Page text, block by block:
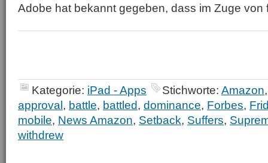
Adobe hat bekannt gegeben, dass im Zuge von
Kategorie: iPad - Apps Stichworte: Amazon
approval, battle, battled, dominance, Forbes,
mobile, News Amazon, Setback, Suffers,
withdrew